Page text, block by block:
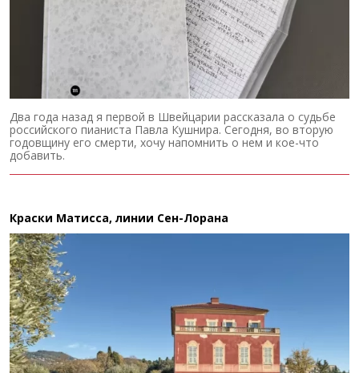
Два года назад я первой в Швейцарии рассказала о судьбе
российского пианиста Павла Кушнира. Сегодня, во вторую
годовщину его смерти, хочу напомнить о нем и кое-что
добавить.
Краски Матисса, линии Сен-Лорана